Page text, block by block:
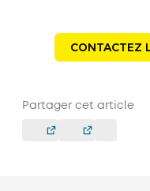
CONTACTEZ
Partager cet article